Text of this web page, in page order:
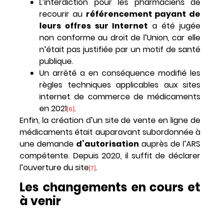
recourir au référencement payant de
leurs offres sur Internet a été jugée
non conforme au droit de l’Union, car elle
n’était pas justifiée par un motif de santé
publique.
Un arrêté a en conséquence modifié les
règles techniques applicables aux sites
internet de commerce de médicaments
en 2021[6].
Enfin, la création d’un site de vente en ligne de
médicaments était auparavant subordonnée à
une demande d’autorisation auprès de l’ARS
compétente. Depuis 2020, il suffit de déclarer
l’ouverture du site[7].
Les changements en cours et
à venir